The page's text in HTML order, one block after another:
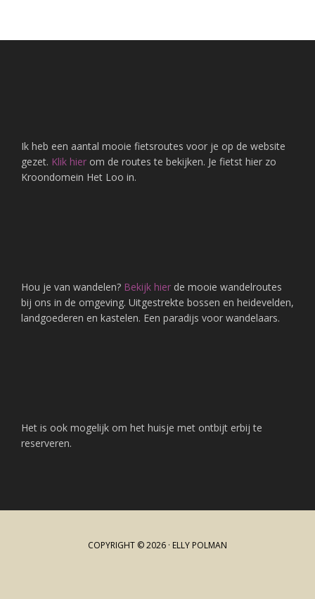
Ik heb een aantal mooie fietsroutes voor je op de website
gezet. Klik hier om de routes te bekijken. Je fietst hier zo
Kroondomein Het Loo in.
Hou je van wandelen? Bekijk hier de mooie wandelroutes
bij ons in de omgeving. Uitgestrekte bossen en heidevelden,
landgoederen en kastelen. Een paradijs voor wandelaars.
Het is ook mogelijk om het huisje met ontbijt erbij te
reserveren.
COPYRIGHT © 2026 · ELLY POLMAN